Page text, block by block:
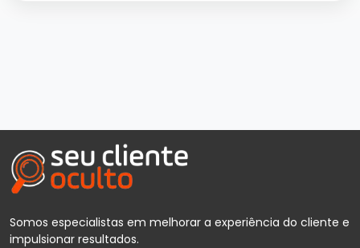
Somos especialistas em melhorar a experiência do cliente e
impulsionar resultados.